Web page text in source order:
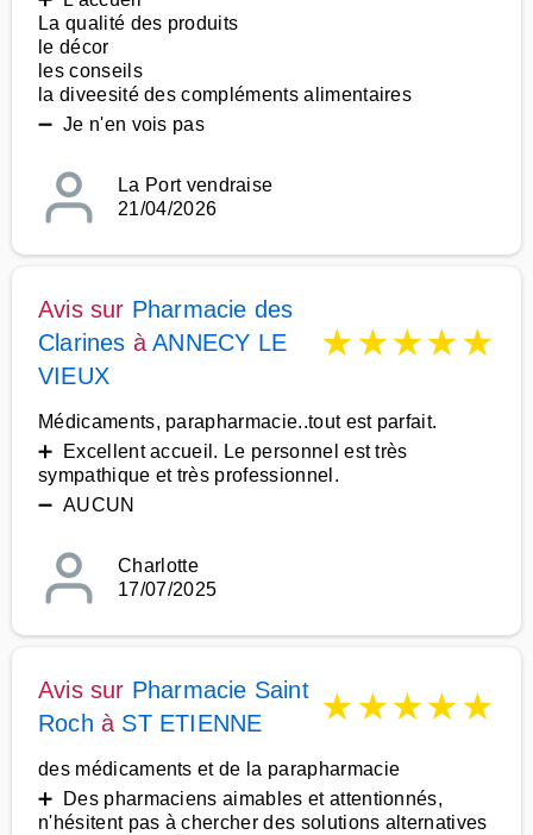
La qualité des produits
le décor
les conseils
la diveesité des compléments alimentaires
➖ Je n'en vois pas
La Port vendraise
21/04/2026
Avis sur Pharmacie des
Clarines àANNECY LE
VIEUX
★★★★★
Médicaments, parapharmacie..tout est parfait.
➕ Excellent accueil. Le personnel est très
sympathique et très professionnel.
➖ AUCUN
Charlotte
17/07/2025
Avis sur Pharmacie Saint
Roch à ST ETIENNE ★★★★★
des médicaments et de la parapharmacie
➕ Des pharmaciens aimables et attentionnés,
n'hésitent pas à chercher des solutions alternatives